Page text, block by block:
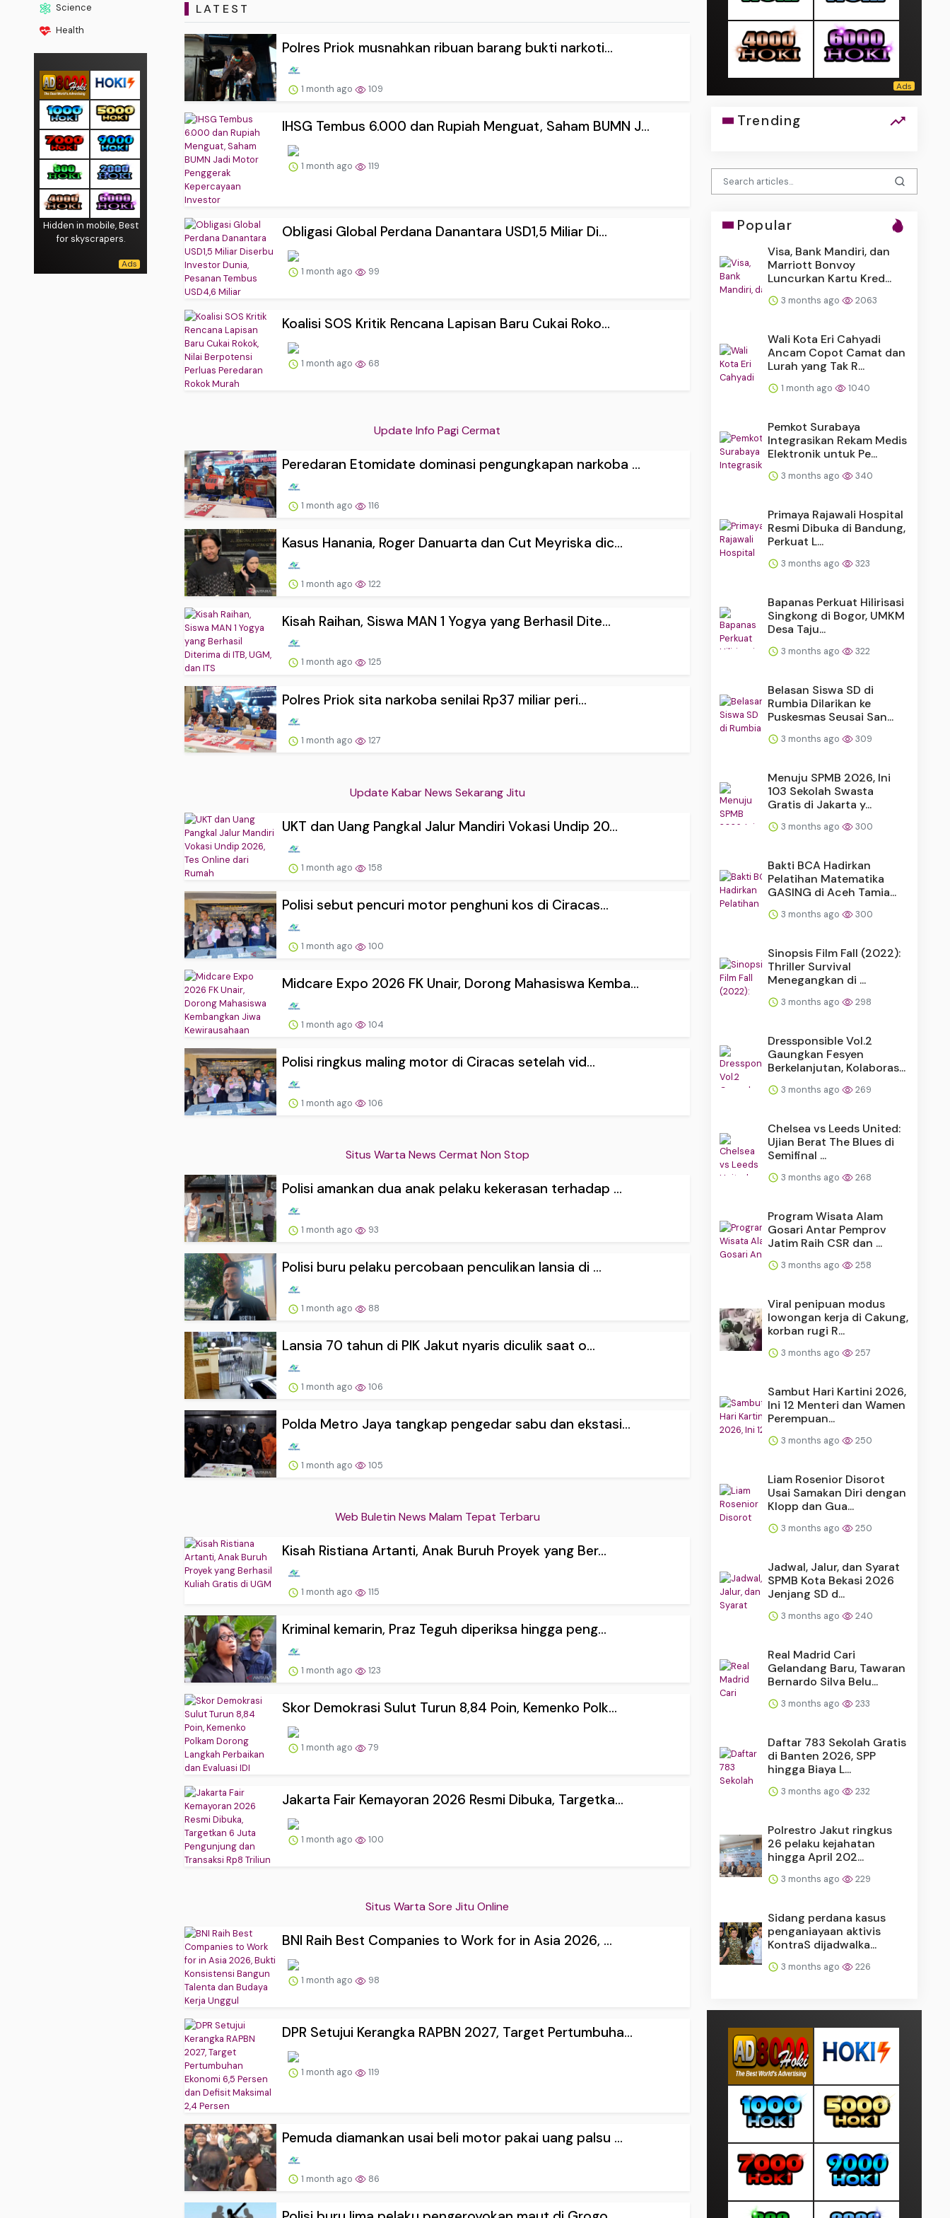
Science
Health
Hidden in mobile, Best
for skyscrapers.
LATEST
Polres Priok musnahkan ribuan barang bukti narkoti...
1 month ago 109
IHSG Tembus 6.000 dan Rupiah Menguat, Saham BUMN J...
1 month ago 119
Obligasi Global Perdana Danantara USD1,5 Miliar Di...
1 month ago 99
Koalisi SOS Kritik Rencana Lapisan Baru Cukai Roko...
1 month ago 68
Update Info Pagi Cermat
Peredaran Etomidate dominasi pengungkapan narkoba ...
1 month ago 116
Kasus Hanania, Roger Danuarta dan Cut Meyriska dic...
1 month ago 122
Kisah Raihan, Siswa MAN 1 Yogya yang Berhasil Dite...
1 month ago 125
Polres Priok sita narkoba senilai Rp37 miliar peri...
1 month ago 127
Update Kabar News Sekarang Jitu
UKT dan Uang Pangkal Jalur Mandiri Vokasi Undip 20...
1 month ago 158
Polisi sebut pencuri motor penghuni kos di Ciracas...
1 month ago 100
Midcare Expo 2026 FK Unair, Dorong Mahasiswa Kemba...
1 month ago 104
Polisi ringkus maling motor di Ciracas setelah vid...
1 month ago 106
Situs Warta News Cermat Non Stop
Polisi amankan dua anak pelaku kekerasan terhadap ...
1 month ago 93
Polisi buru pelaku percobaan penculikan lansia di ...
1 month ago 88
Lansia 70 tahun di PIK Jakut nyaris diculik saat o...
1 month ago 106
Polda Metro Jaya tangkap pengedar sabu dan ekstasi...
1 month ago 105
Web Buletin News Malam Tepat Terbaru
Kisah Ristiana Artanti, Anak Buruh Proyek yang Ber...
1 month ago 115
Kriminal kemarin, Praz Teguh diperiksa hingga peng...
1 month ago 123
Skor Demokrasi Sulut Turun 8,84 Poin, Kemenko Polk...
1 month ago 79
Jakarta Fair Kemayoran 2026 Resmi Dibuka, Targetka...
1 month ago 100
Situs Warta Sore Jitu Online
BNI Raih Best Companies to Work for in Asia 2026, ...
1 month ago 98
DPR Setujui Kerangka RAPBN 2027, Target Pertumbuha...
1 month ago 119
Pemuda diamankan usai beli motor pakai uang palsu ...
1 month ago 86
Trending
Popular
Visa, Bank Mandiri, dan
Marriott Bonvoy
Luncurkan Kartu Kred...
3 months ago 2063
Wali Kota Eri Cahyadi
Ancam Copot Camat dan
Lurah yang Tak R...
1 month ago 1040
Pemkot Surabaya
Integrasikan Rekam Medis
Elektronik untuk Pe...
3 months ago 340
Primaya Rajawali Hospital
Resmi Dibuka di Bandung,
Perkuat L...
3 months ago 323
Bapanas Perkuat Hilirisasi
Singkong di Bogor, UMKM
Desa Taju...
3 months ago 322
Belasan Siswa SD di
Rumbia Dilarikan ke
Puskesmas Seusai San...
3 months ago 309
Menuju SPMB 2026, Ini
103 Sekolah Swasta
Gratis di Jakarta y...
3 months ago 300
Bakti BCA Hadirkan
Pelatihan Matematika
GASING di Aceh Tamia...
3 months ago 300
Sinopsis Film Fall (2022):
Thriller Survival
Menegangkan di ...
3 months ago 298
Dressponsible Vol.2
Gaungkan Fesyen
Berkelanjutan, Kolaboras...
3 months ago 269
Chelsea vs Leeds United:
Ujian Berat The Blues di
Semifinal ...
3 months ago 268
Program Wisata Alam
Gosari Antar Pemprov
Jatim Raih CSR dan ...
3 months ago 258
Viral penipuan modus
lowongan kerja di Cakung,
korban rugi R...
3 months ago 257
Sambut Hari Kartini 2026,
Ini 12 Menteri dan Wamen
Perempuan...
3 months ago 250
Liam Rosenior Disorot
Usai Samakan Diri dengan
Klopp dan Gua...
3 months ago 250
Jadwal, Jalur, dan Syarat
SPMB Kota Bekasi 2026
Jenjang SD d...
3 months ago 240
Real Madrid Cari
Gelandang Baru, Tawaran
Bernardo Silva Belu...
3 months ago 233
Daftar 783 Sekolah Gratis
di Banten 2026, SPP
hingga Biaya L...
3 months ago 232
Polrestro Jakut ringkus
26 pelaku kejahatan
hingga April 202...
3 months ago 229
Sidang perdana kasus
penganiayaan aktivis
KontraS dijadwalka...
3 months ago 226